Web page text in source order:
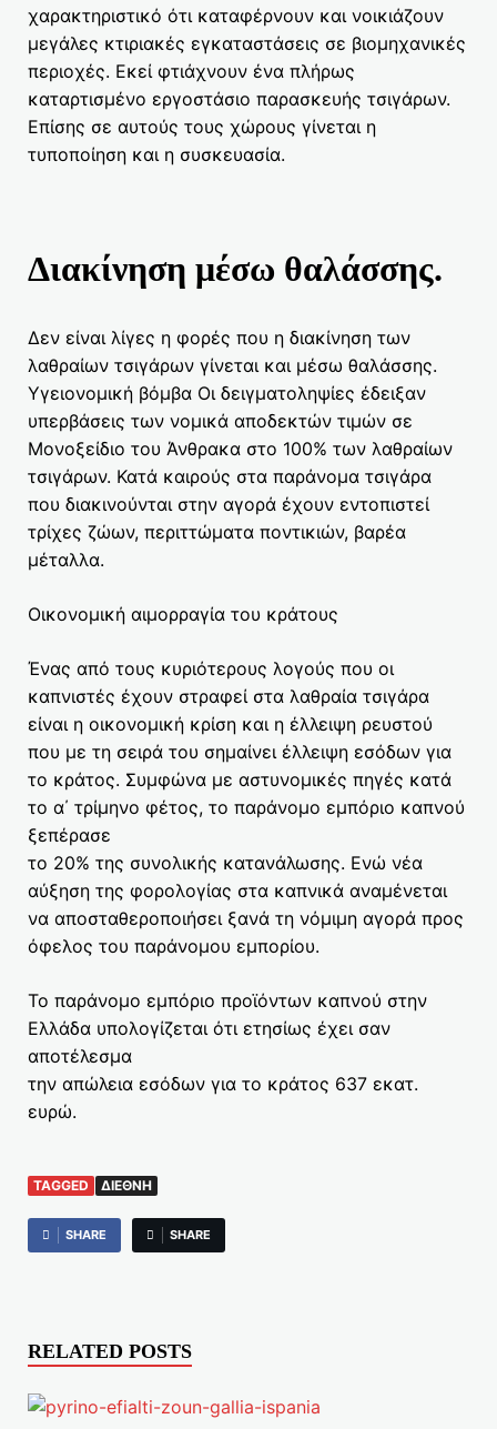
χαρακτηριστικό ότι καταφέρνουν και νοικιάζουν
μεγάλες κτιριακές εγκαταστάσεις σε βιομηχανικές
περιοχές. Εκεί φτιάχνουν ένα πλήρως
καταρτισμένο εργοστάσιο παρασκευής τσιγάρων.
Επίσης σε αυτούς τους χώρους γίνεται η
τυποποίηση και η συσκευασία.
Διακίνηση μέσω θαλάσσης.
Δεν είναι λίγες η φορές που η διακίνηση των
λαθραίων τσιγάρων γίνεται και μέσω θαλάσσης.
Υγειονομική βόμβα Οι δειγματοληψίες έδειξαν
υπερβάσεις των νομικά αποδεκτών τιμών σε
Μονοξείδιο του Άνθρακα στο 100% των λαθραίων
τσιγάρων. Κατά καιρούς στα παράνομα τσιγάρα
που διακινούνται στην αγορά έχουν εντοπιστεί
τρίχες ζώων, περιττώματα ποντικιών, βαρέα
μέταλλα.
Οικονομική αιμορραγία του κράτους
Ένας από τους κυριότερους λογούς που οι
καπνιστές έχουν στραφεί στα λαθραία τσιγάρα
είναι η οικονομική κρίση και η έλλειψη ρευστού
που με τη σειρά του σημαίνει έλλειψη εσόδων για
το κράτος. Συμφώνα με αστυνομικές πηγές κατά
το α΄ τρίμηνο φέτος, το παράνομο εμπόριο καπνού
ξεπέρασε
το 20% της συνολικής κατανάλωσης. Ενώ νέα
αύξηση της φορολογίας στα καπνικά αναμένεται
να αποσταθεροποιήσει ξανά τη νόμιμη αγορά προς
όφελος του παράνομου εμπορίου.
Το παράνομο εμπόριο προϊόντων καπνού στην
Ελλάδα υπολογίζεται ότι ετησίως έχει σαν
αποτέλεσμα
την απώλεια εσόδων για το κράτος 637 εκατ.
ευρώ.
TAGGED ΔΙΕΘΝΉ
SHARE SHARE
RELATED POSTS